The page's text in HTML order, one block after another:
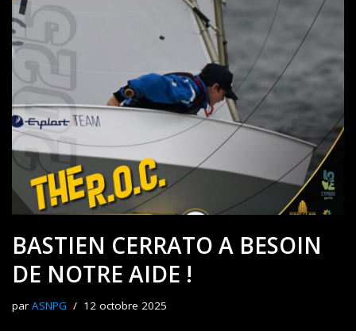
BASTIEN CERRATO A BESOIN
DE NOTRE AIDE !
par ASNPG 12 octobre 2025